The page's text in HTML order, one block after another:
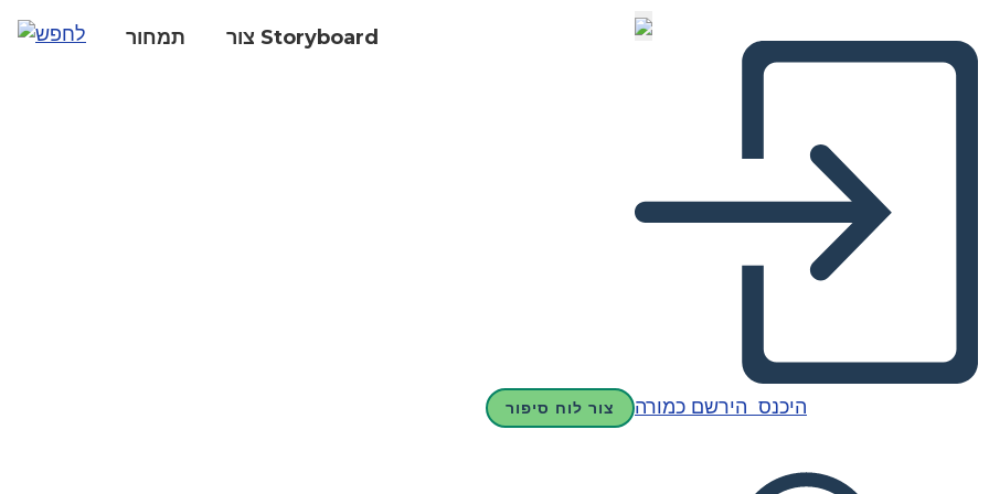
תמחור צור Storyboard
צור לוח סיפור היכנס הירשם כמורה